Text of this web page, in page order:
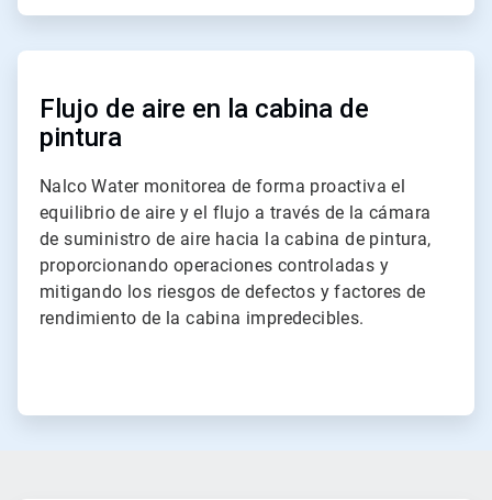
ArticleTile
Flujo de aire en la cabina de
pintura
Nalco Water monitorea de forma proactiva el
equilibrio de aire y el flujo a través de la cámara
de suministro de aire hacia la cabina de pintura,
proporcionando operaciones controladas y
mitigando los riesgos de defectos y factores de
rendimiento de la cabina impredecibles.